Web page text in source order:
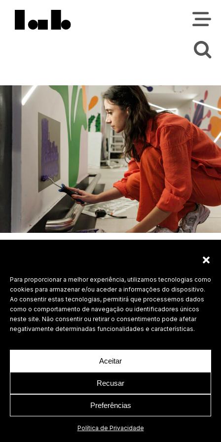
Para proporcionar a melhor experiência, utilizamos tecnologias como
cookies para armazenar e/ou aceder a informações do dispositivo.
Ao consentir estas tecnologias, permitirá que processemos dados
como o comportamento de navegação ou identificadores únicos
neste site. Não consentir ou retirar o consentimento pode afetar
negativamente determinadas funcionalidades e características.
Aceitar
Recusar
Preferências
Política de Privacidade
Labdesign, Lda.
©2026 Todos os direitos reservados.
Política de Privacidade